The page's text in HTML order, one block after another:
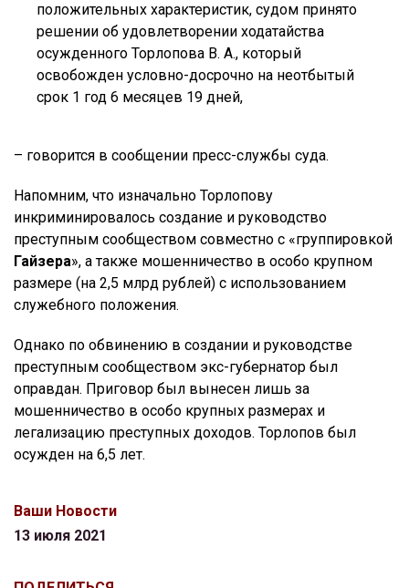
положительных характеристик, судом принято
решении об удовлетворении ходатайства
осужденного Торлопова В. А., который
освобожден условно-досрочно на неотбытый
срок 1 год 6 месяцев 19 дней,
– говорится в сообщении пресс-службы суда.
Напомним, что изначально Торлопову
инкриминировалось создание и руководство
преступным сообществом совместно с «группировкой
Гайзера», а также мошенничество в особо крупном
размере (на 2,5 млрд рублей) с использованием
служебного положения.
Однако по обвинению в создании и руководстве
преступным сообществом экс-губернатор был
оправдан. Приговор был вынесен лишь за
мошенничество в особо крупных размерах и
легализацию преступных доходов. Торлопов был
осужден на 6,5 лет.
Ваши Новости
13 июля 2021